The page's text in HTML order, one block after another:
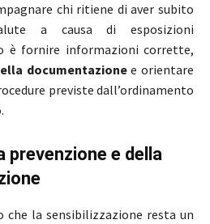
chi ritiene di aver subito
a causa di esposizioni
è fornire informazioni corrette,
documentazionee orientare
previste dall’ordinamento
prevenzione e della
la sensibilizzazione resta un